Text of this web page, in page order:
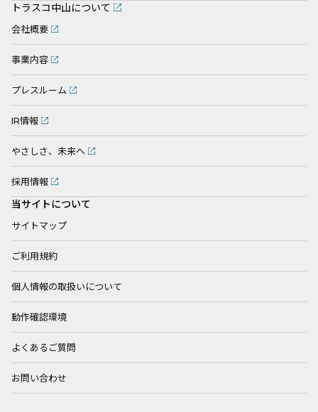
トラスコ中山について
会社概要
事業内容
プレスルーム
IR情報
やさしさ、未来へ
採用情報
当サイトについて
サイトマップ
ご利用規約
個人情報の取扱いについて
動作確認環境
よくあるご質問
お問い合わせ